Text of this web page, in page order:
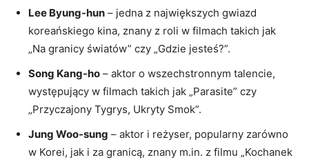
Lee Byung-hun – jedna z największych gwiazd
koreańskiego kina, znany ⁢z roli w ​filmach takich jak
„Na granicy⁢ światów” czy „Gdzie jesteś?”.
Song Kang-ho – aktor o wszechstronnym talencie,
występujący w filmach takich jak „Parasite” czy
„Przyczajony Tygrys, Ukryty‍ Smok”.
Jung Woo-sung – aktor i reżyser, popularny zarówno
w Korei, jak i za granicą, znany‌ m.in. z filmu‍ „Kochanek